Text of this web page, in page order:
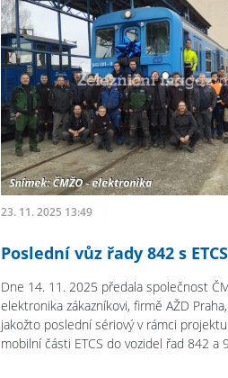
23. 11. 2025 13:49
Poslední vůz řady 842 s ETCS
Dne 14. 11. 2025 předala společnost
elektronika zákazníkovi, firmě AŽD
jakožto poslední sériový v rámci
mobilní části ETCS do vozidel řad 842 a